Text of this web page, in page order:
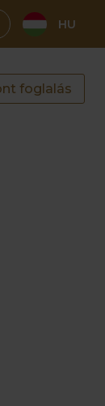
HU
foglalás